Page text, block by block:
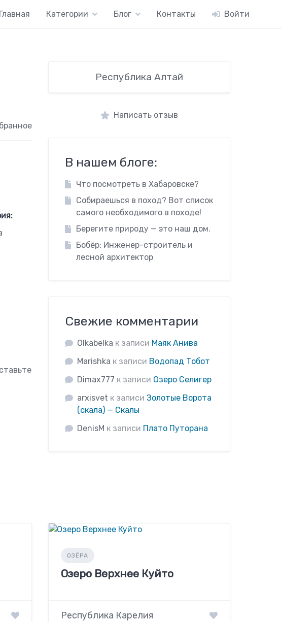
Главная Категории Блог Контакты Войти
Республика Алтай
Написать отзыв
В нашем блоге:
Что посмотреть в Хабаровске?
Собираешься в поход? Вот список
самого необходимого в походе!
Берегите природу — это наш дом.
Бобёр: Инженер-строитель и
лесной архитектор
Свежие комментарии
Olkabelka к записи Маяк Анива
Marishka к записи Водопад Тобот
Dimax777 к записи Озеро Селигер
arxisvet к записиЗолотые Ворота
(скала) — Скалы
DenisM к записи Плато Путорана
ОЗЁРА
Озеро Верхнее Куйто
Республика Карелия